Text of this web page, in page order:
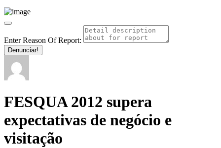
Enter Reason Of Report:
Denunciar!
FESQUA 2012 supera
expectativas de negócio e
visitação